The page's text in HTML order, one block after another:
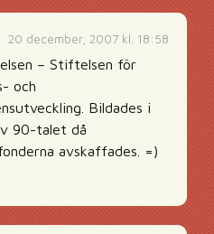
20 december, 2007 kl. 18:58
– Stiftelsen för
och
Bildades i
90-talet då
avskaffades. =)